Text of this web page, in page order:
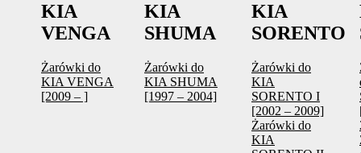
KIA
VENGA
Żarówki do
KIA VENGA
[2009 – ]
KIA
SHUMA
Żarówki do
KIA SHUMA
[1997 – 2004]
KIA
SORENTO
Żarówki do
KIA
SORENTO I
[2002 – 2009]
Żarówki do
KIA